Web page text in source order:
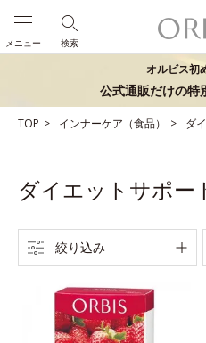
検索
メニュー
オルビス初
公式通販だけの特
TOP インナーケア（食品） ダ
ダイエットサポー
絞り込み